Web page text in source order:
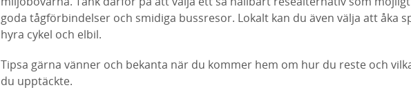
goda tågförbindelser och smidiga bussresor. Lokalt kan du även välja att åka
hyra cykel och elbil.
Tipsa gärna vänner och bekanta när du kommer hem om hur du reste och
du upptäckte.